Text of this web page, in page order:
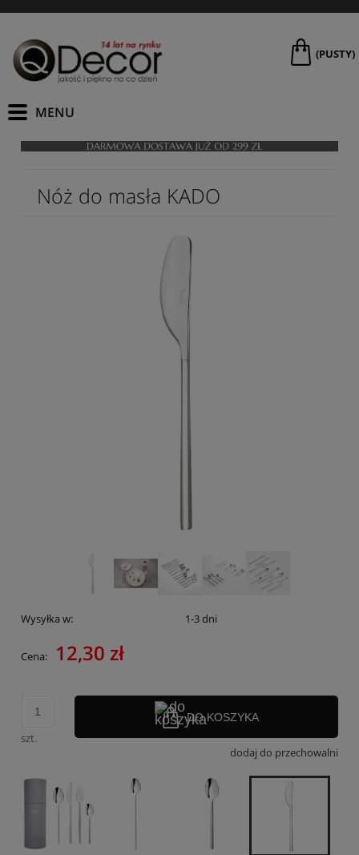
(PUSTY)
Nóż do masła KADO
Wysyłka w: 1-3 dni
Cena: 12,30 zł
szt.
DO KOSZYKA
dodaj do przechowalni